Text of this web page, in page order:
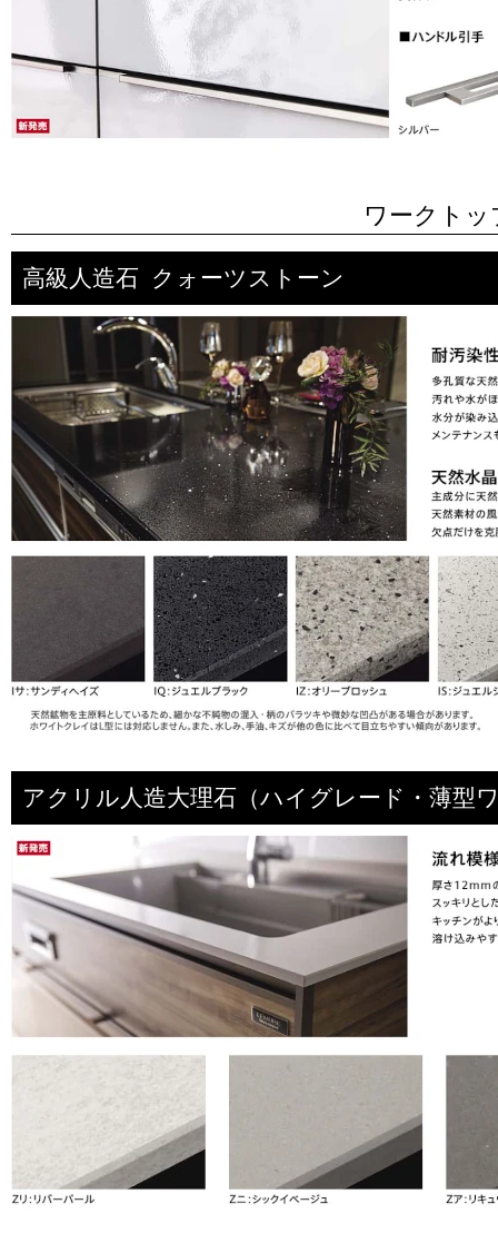
ワークトッ
高級人造石 クォーツストーン
アクリル人造大理石（ハイグレード・薄型